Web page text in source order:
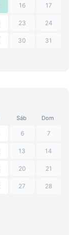
16 17
23 24
30 31
Sáb Dom
6 7
13 14
20 21
27 28